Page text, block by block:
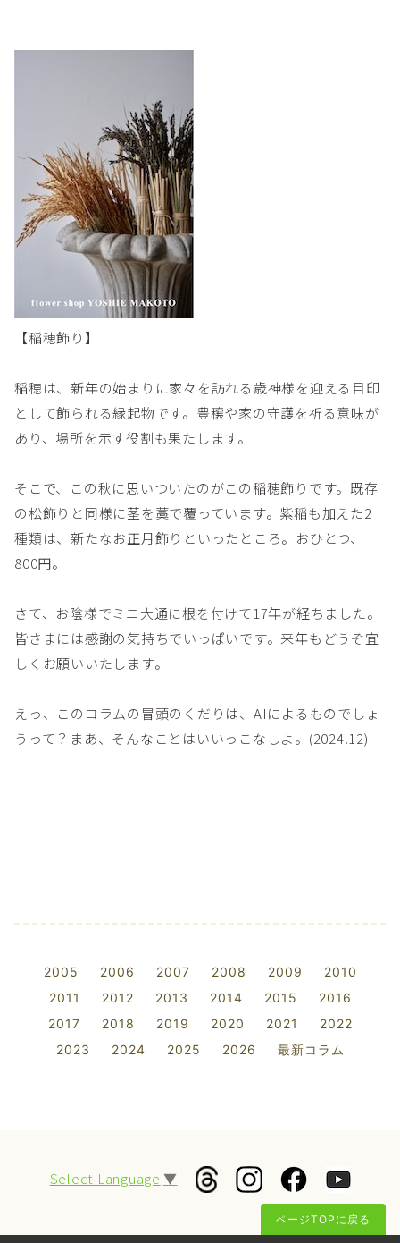
【稲穂飾り】
稲穂は、新年の始まりに家々を訪れる歳神様を迎える目印
として飾られる縁起物です。豊穣や家の守護を祈る意味が
あり、場所を示す役割も果たします。
そこで、この秋に思いついたのがこの稲穂飾りです。既存
の松飾りと同様に茎を藁で覆っています。紫稲も加えた2
種類は、新たなお正月飾りといったところ。おひとつ、
800円。
さて、お陰様でミニ大通に根を付けて17年が経ちました。
皆さまには感謝の気持ちでいっぱいです。来年もどうぞ宜
しくお願いいたします。
えっ、このコラムの冒頭のくだりは、AIによるものでしょ
うって？まあ、そんなことはいいっこなしよ。(2024.12)
2005 2006 2007 2008 2009
2010
2011
2012 2013 2014 2015
2016
2017
2018 2019 2020 2021
2022
2023
2024 2025 2026 最新コラム
Select Language ▼
ページTOPに戻る